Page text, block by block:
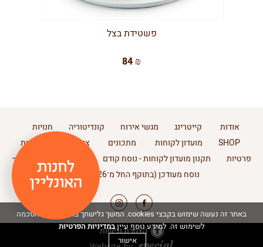
באתר זה נעשה שימוש בקבצי cookies. המשך גלישתך באתר מהווה הסכמה
לשימוש זה. למידע נוסף עייןבמדיניות הפרטיות
אישור
פשטידת בצל
84 ₪
אודות קייטרינג מגשי אירוח קונדיטוריה
חנויות
SHOP
מועדון לקוחות מתכונים צור קשר
מדיניות
פרטיות
תקנון מועדון לקוחות - נוסח קודם
תקנון מועדון לקוחות –
נוסח מעודכן (בתוקף החל מ־11.2.2026)
הצהרת נגישות